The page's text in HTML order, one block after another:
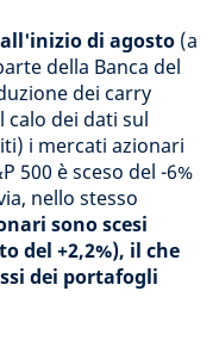
di agosto (a
della Banca del
dei carry
calo dei dati sul
i mercati azionari
500 è sceso del -6%
nello stesso
sono scesi
del +2,2%), il che
dei portafogli